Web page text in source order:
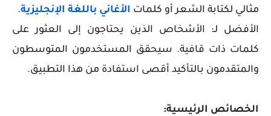
مثالي لكتابة الشعر أو كلمات الأغاني باللغة الإنجليزية.
الأفضل لـ: الأشخاص الذين يحتاجون إلى العثور على
كلمات ذات قافية. سيحقق المستخدمون المتوسطون
والمتقدمون بالتأكيد أقصى استفادة من هذا التطبيق.
الخصائص الرئيسية: